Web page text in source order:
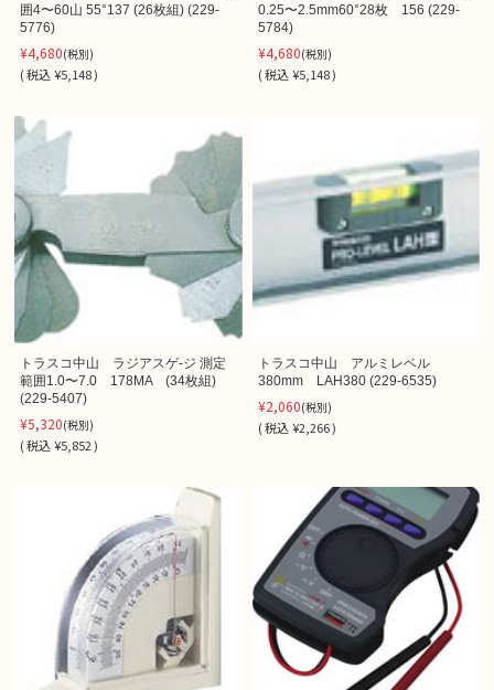
囲4〜60山 55°137 (26枚組) (229-
5776)
¥4,680(税別)
(税込¥5,148 )
0.25〜2.5mm60°28枚 156 (229-
5784)
¥4,680(税別)
(税込 ¥5,148 )
トラスコ中山 ラジアスゲ-ジ 測定
範囲1.0〜7.0 178MA (34枚組)
(229-5407)
¥5,320(税別)
(税込¥5,852 )
トラスコ中山 アルミレベル
380mm LAH380 (229-6535)
¥2,060(税別)
(税込 ¥2,266 )